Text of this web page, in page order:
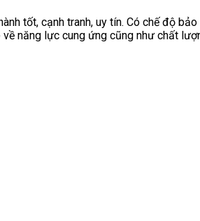
tốt, cạnh tranh, uy tín. Có chế độ
năng lực cung ứng cũng như chất